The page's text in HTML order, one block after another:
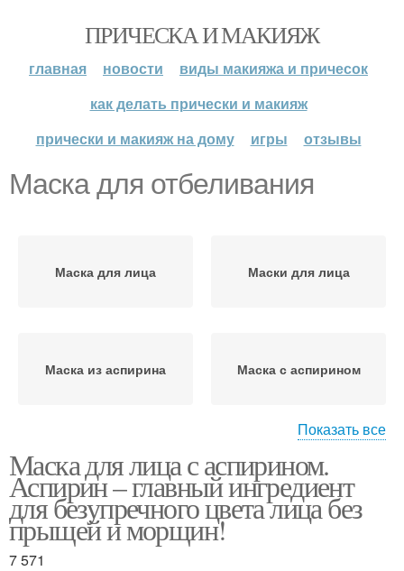
ПРИЧЕСКА И МАКИЯЖ
главная новости
виды макияжа и причесок
как делать прически и макияж
прически и макияж на дому
игры отзывы
Маска для отбеливания
Маска для лица Маски для лица
Маска из аспирина Маска с аспирином
Аспириновые маски Аспириновая маска
Показать все
Маска для лица с аспирином.
Аспирин – главный ингредиент
для безупречного цвета лица без
прыщей и морщин!
7 571